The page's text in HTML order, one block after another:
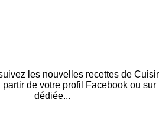
les nouvelles recettes de
de votre profil Facebook ou sur
dédiée...